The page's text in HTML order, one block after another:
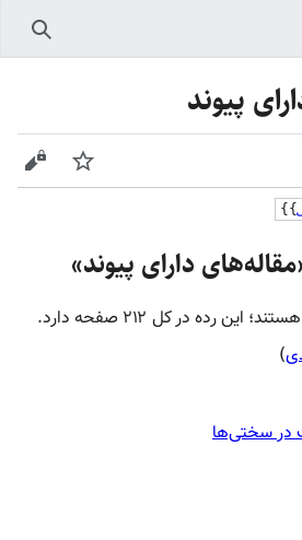
پیوند
پیگیری
}}
دارای پیوند»
)
در سختی‌ها